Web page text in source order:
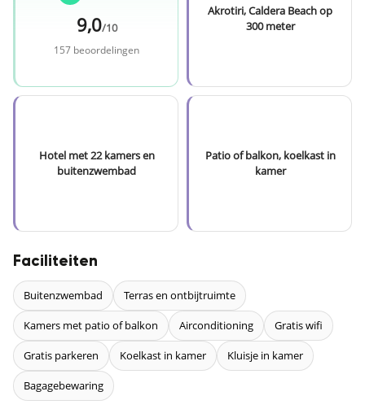
9,0/10
157 beoordelingen
Akrotiri, Caldera Beach op
300 meter
Hotel met 22 kamers en
buitenzwembad
Patio of balkon, koelkast in
kamer
Faciliteiten
Buitenzwembad Terras en ontbijtruimte
Kamers met patio of balkon Airconditioning Gratis wifi
Gratis parkeren Koelkast in kamer Kluisje in kamer
Bagagebewaring